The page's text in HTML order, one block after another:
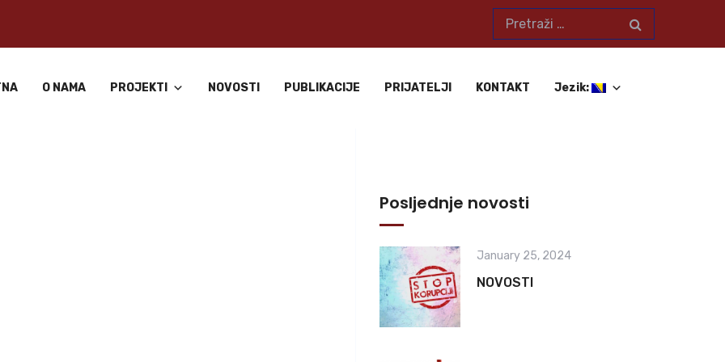
O NAMA PROJEKTI NOVOSTI PUBLIKACIJE PRIJATELJI KONTAKT Jezik:
Posljednje novosti
January 25, 2024
NOVOSTI